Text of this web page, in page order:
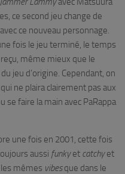
ce second jeu change de
ce nouveau personnage.
fois le jeu terminé, le temps
même mieux que le
jeu d’origine. Cependant, on
ne plaira clairement pas aux
se faire la main avec PaRappa
une fois en 2001, cette fois
aussi funkyet catchyet
mêmes vibesque dans le